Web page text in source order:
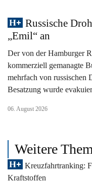
Russische
„Emil“ an
Der von der Hamburger
kommerziell gemanagte
mehrfach von russischen
Besatzung wurde
06. August 2026
Weitere
Kreuzfahrtranking:
Kraftstoffen